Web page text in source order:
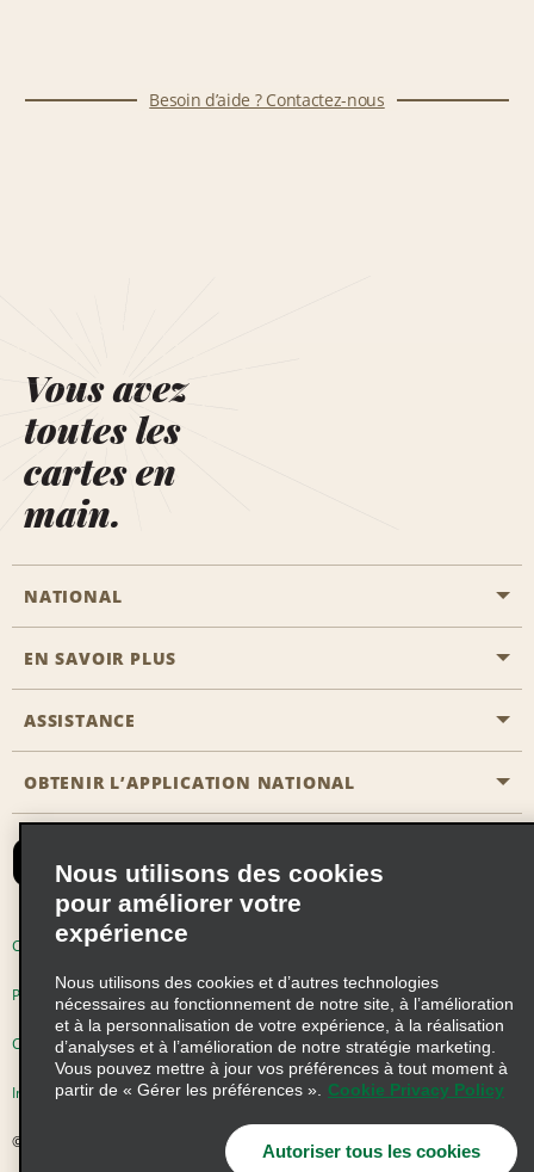
Besoin d’aide ? Contactez-nous
Vous avez
toutes les
cartes en
main.
NATIONAL
Passer une réservation
Solutions pour les professionnels
EN SAVOIR PLUS
Carrière
ASSISTANCE
Accessibilité
Nous contacter
Recevoir des offres par email
OBTENIR L’APPLICATION NATIONAL
Conditions d’utilisation
Politique d’utilisation des cookies
Choix de confidentialité
Information précontractuelle
© 2026 Enterprise Holdings, Inc. Tous droits réservés
Nous utilisons des cookies
pour améliorer votre
expérience
Nous utilisons des cookies et d’autres technologies
nécessaires au fonctionnement de notre site, à l’amélioration
et à la personnalisation de votre expérience, à la réalisation
d’analyses et à l’amélioration de notre stratégie marketing.
Vous pouvez mettre à jour vos préférences à tout moment à
partir de « Gérer les préférences ».
Cookie Privacy Policy
Autoriser tous les cookies